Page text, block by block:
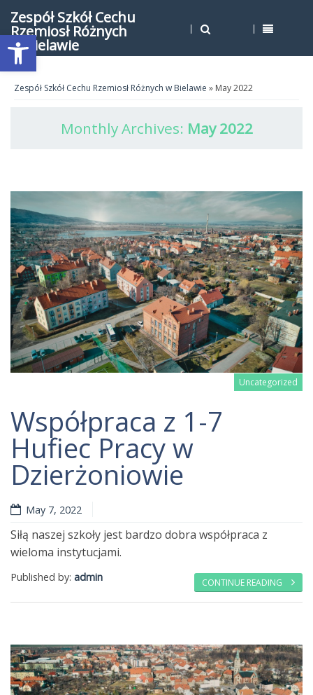
Open toolbar
Zespół Szkół Cechu
Rzemiosł Różnych
w Bielawie
Zespół Szkół Cechu Rzemiosł Różnych w Bielawie » May 2022
Monthly Archives: May 2022
Uncategorized
Read more
Współpraca z 1-7
Hufiec Pracy w
Dzierżoniowie
May 7, 2022
Siłą naszej szkoły jest bardzo dobra współpraca z
wieloma instytucjami.
CONTINUE READING
Published by: admin